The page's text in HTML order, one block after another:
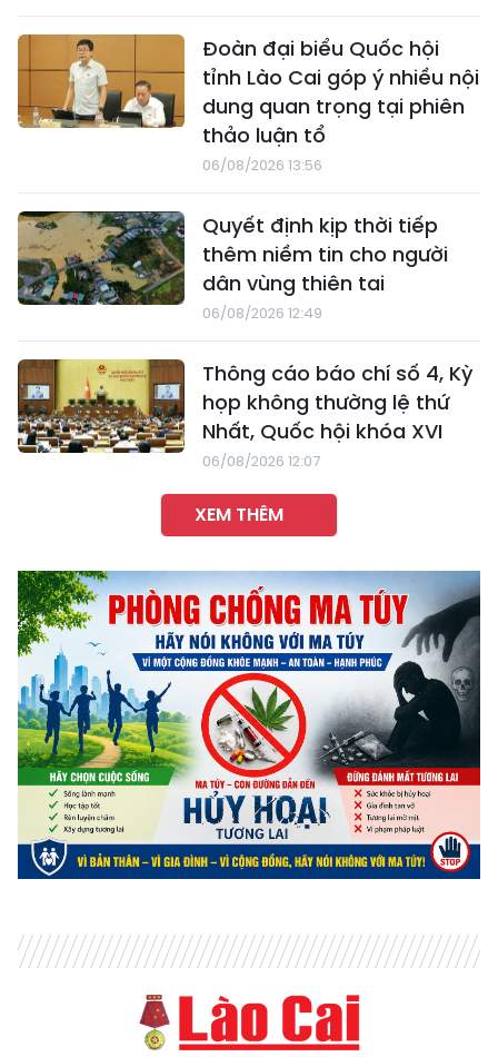
Đoàn đại biểu Quốc hội
tỉnh Lào Cai góp ý nhiều nội
dung quan trọng tại phiên
thảo luận tổ
06/08/2026 13:56
Quyết định kịp thời tiếp
thêm niềm tin cho người
dân vùng thiên tai
06/08/2026 12:49
Thông cáo báo chí số 4, Kỳ
họp không thường lệ thứ
Nhất, Quốc hội khóa XVI
06/08/2026 12:07
XEM THÊM